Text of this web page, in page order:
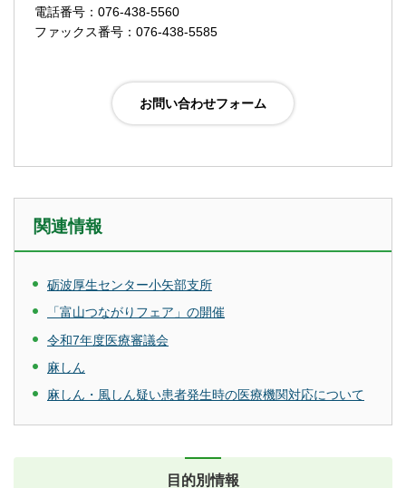
電話番号：076-438-5560
ファックス番号：076-438-5585
関連情報
砺波厚生センター小矢部支所
「富山つながりフェア」の開催
令和7年度医療審議会
麻しん
麻しん・風しん疑い患者発生時の医療機関対応について
目的別情報